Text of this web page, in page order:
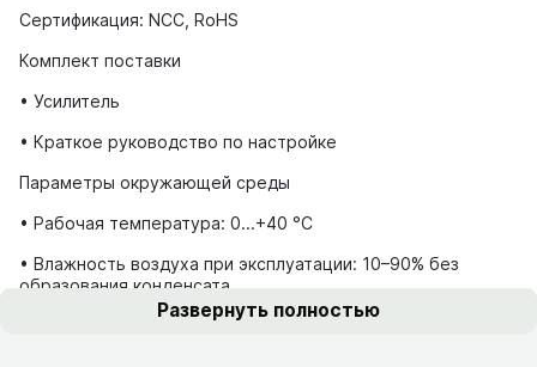
Сертификация: NCC, RoHS
Комплект поставки
• Усилитель
• Краткое руководство по настройке
Параметры окружающей среды
• Рабочая температура: 0...+40 °C
• Влажность воздуха при эксплуатации: 10–90% без
образования конденсата
Развернуть полностью